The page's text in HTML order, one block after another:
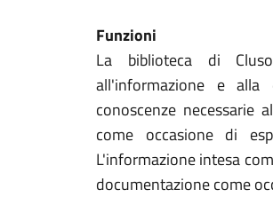
Funzioni
La biblioteca di
all'informazione e
conoscenze necessarie
come occasione di
L'informazione intesa
documentazione come